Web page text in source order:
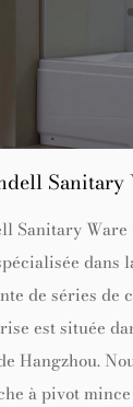
Sanitary
Sanitary Ware
dans
de séries de
est située
Hangzhou.
à pivot